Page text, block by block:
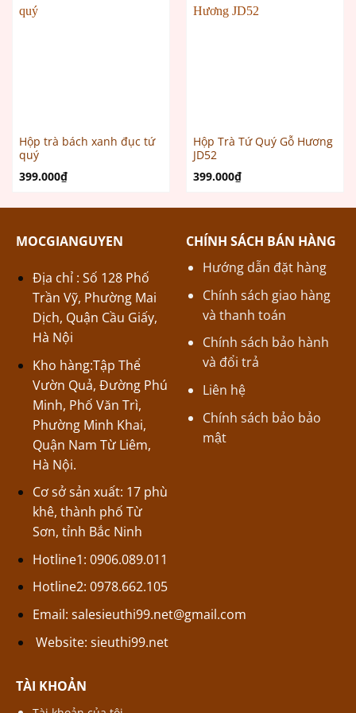
Hộp trà bách xanh đục tứ
quý
399.000₫
Hộp Trà Tứ Quý Gỗ Hương
JD52
399.000₫
MOCGIANGUYEN
Địa chỉ : Số 128 Phố
Trần Vỹ, Phường Mai
Dịch, Quận Cầu Giấy,
Hà Nội
Kho hàng:Tập Thể
Vườn Quả, Đường Phú
Minh, Phố Văn Trì,
Phường Minh Khai,
Quận Nam Từ Liêm,
Hà Nội.
Cơ sở sản xuất: 17 phù
khê, thành phố Từ
Sơn, tỉnh Bắc Ninh
Hotline1: 0906.089.011
Hotline2: 0978.662.105
Email: salesieuthi99.net@gmail.com
Website: sieuthi99.net
CHÍNH SÁCH BÁN HÀNG
Hướng dẫn đặt hàng
Chính sách giao hàng
và thanh toán
Chính sách bảo hành
và đổi trả
Liên hệ
Chính sách bảo bảo
mật
TÀI KHOẢN